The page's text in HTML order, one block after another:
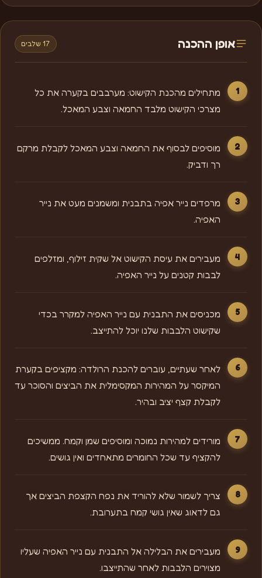
אופן ההכנה 17 שלבים
מתחילים מהכנת הקישוט: מערבבים בקערה את כל
מצרכי הקישוט מלבד החמאה וצבע המאכל.
מוסיפים לבסוף את החמאה וצבע המאכל לקבלת מרקם
רך ודביק.
מרפדים נייר אפיה בתבנית ומשמנים מעט את נייר
האפיה.
מעבירים את עיסת הקישוט אל שקית זילוף, ומזלפים
לבבות קטנים על נייר האפיה.
מכניסים את התבנית עם נייר האפיה למקרר בכדי
שקישוט הלבבות שלנו יוכל להתייצב.
לאחר שעתיים, עוברים להכנת הרולדה: מקציפים בקערת
המיקסר על המהירות המקסימלית את הביצים והסוכר עד
לקבלת קצף יציב ובהיר.
מורידים למהירות נמוכה ומוסיפים שמן וקמח. ממשיכים
להקציף עד שכל החומרים מתאחדים ואין גושים.
צריך לשמור שלא להוריד את נפח הקצפת הביצים אך
גם לדאוג שאין גושי קמח בתערובת.
מעבירים את הבלילה אל התבנית עם נייר האפיה שעליו
מצוירים הלבבות לאחר שהתייצבו.